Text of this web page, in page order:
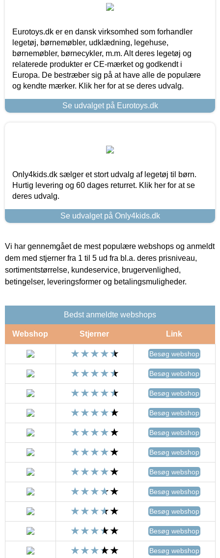
Eurotoys.dk er en dansk virksomhed som forhandler
legetøj, børnemøbler, udklædning, legehuse,
børnemøbler, børnecykler, m.m. Alt deres legetøj og
relaterede produkter er CE-mærket og godkendt i
Europa. De bestræber sig på at have alle de populære
og kendte mærker. Klik her for at se deres udvalg.
Se udvalget på Eurotoys.dk
Only4kids.dk sælger et stort udvalg af legetøj til børn.
Hurtig levering og 60 dages returret. Klik her for at se
deres udvalg.
Se udvalget på Only4kids.dk
Vi har gennemgået de mest populære webshops og anmeldt
dem med stjerner fra 1 til 5 ud fra bl.a. deres prisniveau,
sortimentstørrelse, kundeservice, brugervenlighed,
betingelser, leveringsformer og betalingsmuligheder.
Bedst anmeldte webshops
Webshop Stjerner Link
Besøg webshop
Besøg webshop
Besøg webshop
Besøg webshop
Besøg webshop
Besøg webshop
Besøg webshop
Besøg webshop
Besøg webshop
Besøg webshop
Besøg webshop